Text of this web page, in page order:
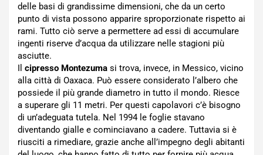
delle basi di grandissime dimensioni, che da un certo
punto di vista possono apparire sproporzionate rispetto ai
rami. Tutto ciò serve a permettere ad essi di accumulare
ingenti riserve d’acqua da utilizzare nelle stagioni più
asciutte.
Il cipresso Montezuma si trova, invece, in Messico, vicino
alla città di Oaxaca. Può essere considerato l’albero che
possiede il più grande diametro in tutto il mondo. Riesce
a superare gli 11 metri. Per questi capolavori c’è bisogno
di un’adeguata tutela. Nel 1994 le foglie stavano
diventando gialle e cominciavano a cadere. Tuttavia si è
riusciti a rimediare, grazie anche all’impegno degli abitanti